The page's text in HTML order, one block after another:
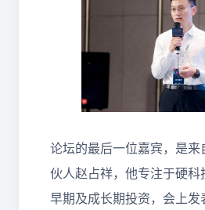
论坛的最后一位嘉宾，是来
伙人赵占祥，他专注于硬科
早期及成长期投资，会上发